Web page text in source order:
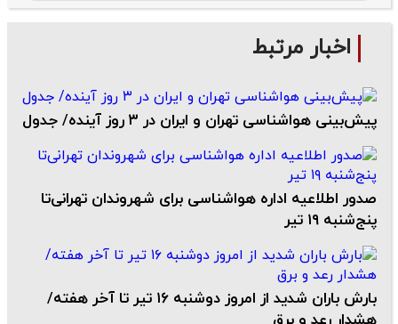
اخبار مرتبط
پیش‌بینی هواشناسی تهران و ایران در ۳ روز آینده/ جدول
صدور اطلاعیه اداره هواشناسی برای شهروندان تهرانی‌تا
پنج‌شنبه ۱۹ تیر
بارش باران شدید از امروز دوشنبه ۱۶ تیر تا آخر هفته/